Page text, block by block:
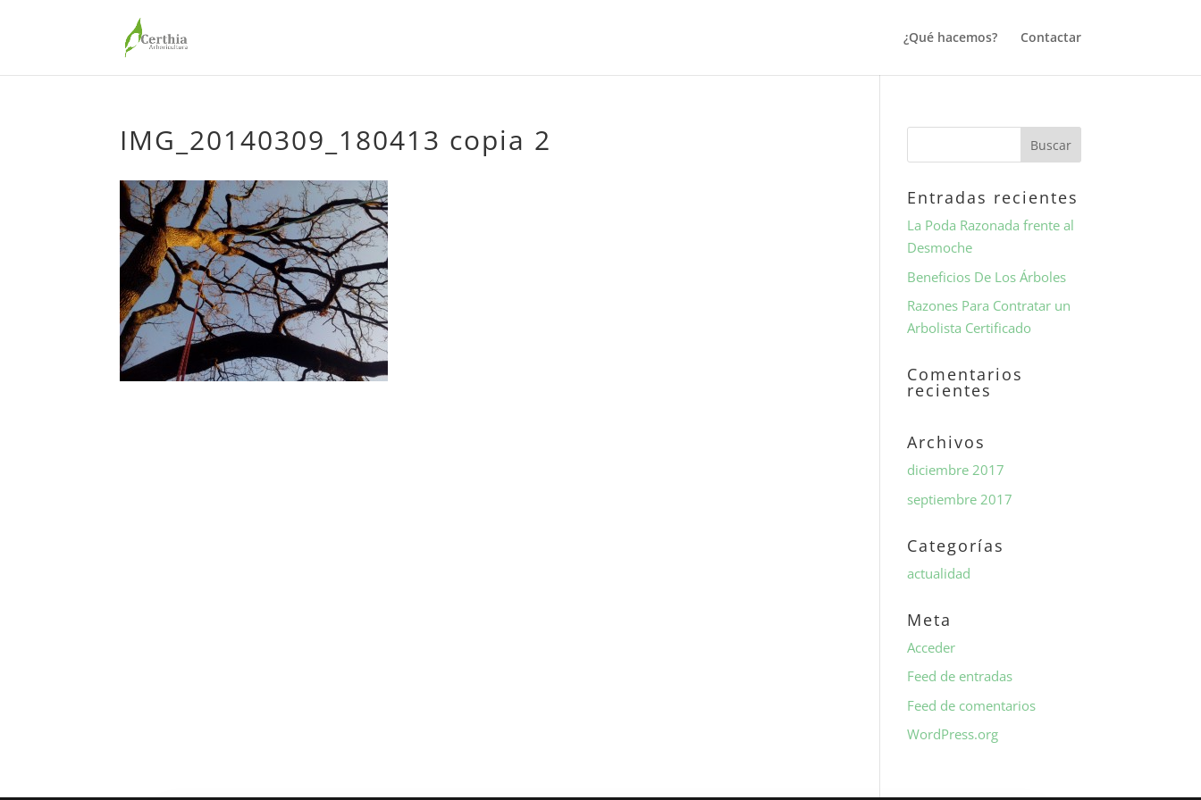
¿Qué hacemos? Contactar
IMG_20140309_180413 copia 2
Entradas recientes
La Poda Razonada frente al
Desmoche
Beneficios De Los Árboles
Razones Para Contratar un
Arbolista Certificado
Comentarios
recientes
Archivos
diciembre 2017
septiembre 2017
Categorías
actualidad
Meta
Acceder
Feed de entradas
Feed de comentarios
WordPress.org